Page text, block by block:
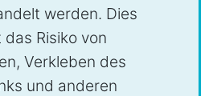
werden. Dies
das Risiko von
Verkleben des
und anderen